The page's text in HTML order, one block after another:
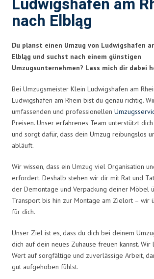
Ludwigshafen am
nach Elbląg
Du planst einen Umzug von Ludwigshafen
Elbląg und suchst nach einem günstigen
Umzugsunternehmen? Lass mich dir dabei
Bei Umzugsmeister Klein Ludwigshafen am
Ludwigshafen am Rhein bist du genau richtig.
umfassenden und professionellen
Preisen. Unser erfahrenes Team unterstützt
und sorgt dafür, dass dein Umzug reibungslos
abläuft.
Wir wissen, dass ein Umzug viel Organisation
erfordert. Deshalb stehen wir dir mit Rat und
der Demontage und Verpackung deiner Möbel
Transport bis hin zur Montage am Zielort – wir
für dich.
Unser Ziel ist es, dass du dich bei deinem
dich auf dein neues Zuhause freuen kannst.
Wert auf sorgfältige und zuverlässige Arbeit,
gut aufgehoben fühlst.